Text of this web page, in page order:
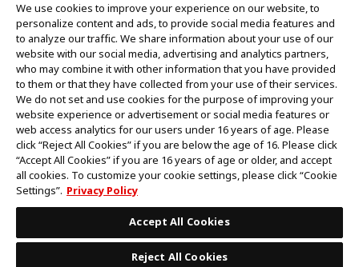
©Eiichiro Oda/Shueisha
©Eiichiro Oda/Shueisha, Toei Animation
ห้ามคัดลอกรูปภาพ,ข้อความและข้อมูลทั้งหมดในเว็บไซต์นี้โดยไม่ได้รับอนุญาต
โปรดทราบว่ารูปภาพในเว็บไซต์นี้อาจแตกต่างจากสินค้าจริงที่อยู่ระหว่างการพัฒนา
*Apple และโลโก้ Apple เป็นเครื่องหมายการค้าของบริษัท Apple Inc.
*Google Play และโลโก้ Google Play เป็นเครื่องหมายการค้าหรือจดทะเบียน
เครื่องหมายการค้าของบริษัท Google LLC.
We use cookies to improve your experience on our website, to
personalize content and ads, to provide social media features and
to analyze our traffic. We share information about your use of our
website with our social media, advertising and analytics partners,
who may combine it with other information that you have provided
to them or that they have collected from your use of their services.
We do not set and use cookies for the purpose of improving your
website experience or advertisement or social media features or
web access analytics for our users under 16 years of age. Please
click “Reject All Cookies” if you are below the age of 16. Please click
“Accept All Cookies” if you are 16 years of age or older, and accept
all cookies. To customize your cookie settings, please click “Cookie
Settings”. Privacy Policy
Accept All Cookies
Reject All Cookies